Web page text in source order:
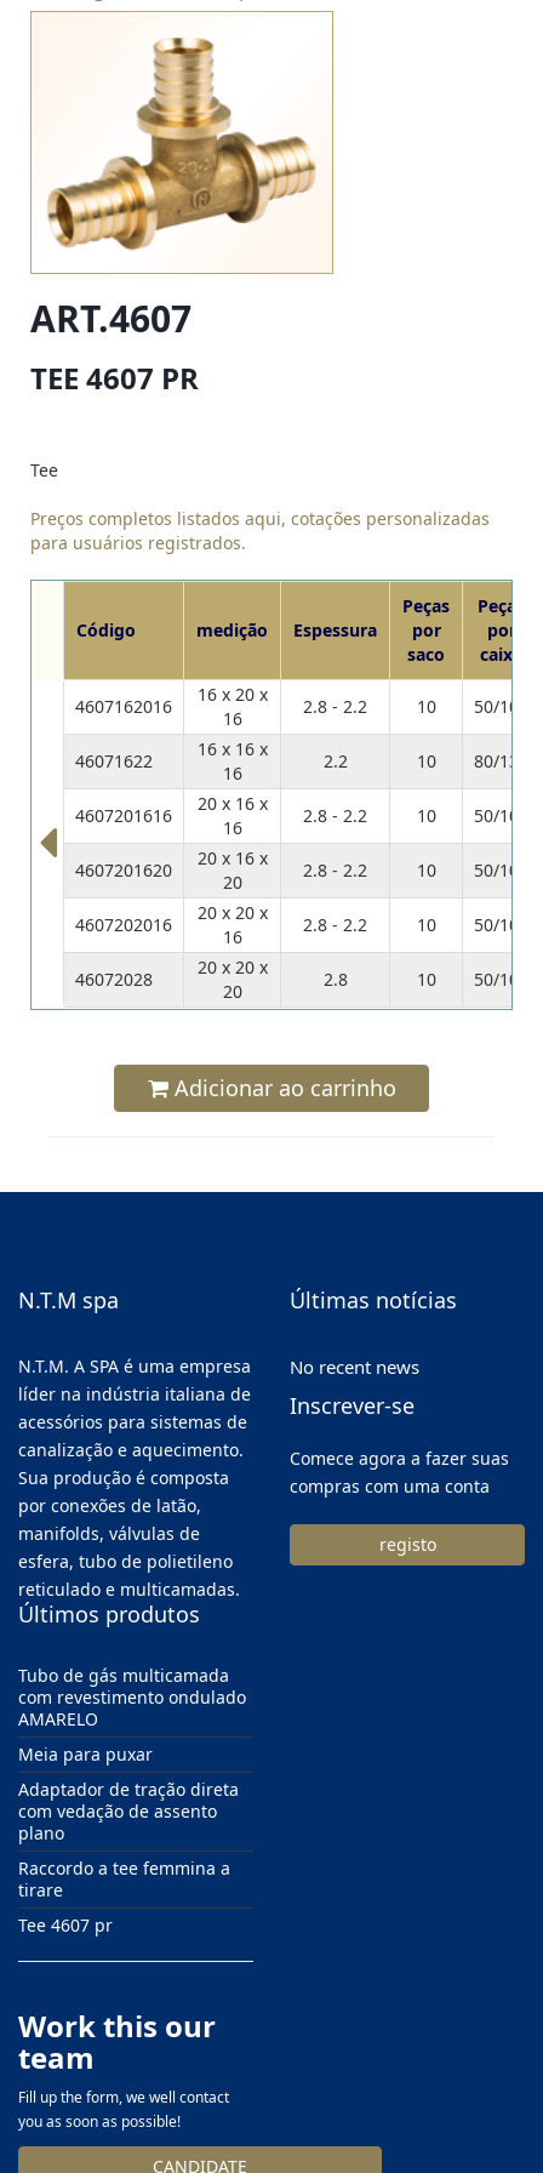
ART.4607
TEE 4607 PR
Tee
Preços completos listados aqui, cotações personalizadas
para usuários registrados.
Código medição Espessura
Peças
por
saco
Peças
por
caixa
4607162016
16 x 20 x
16
2.8 - 2.2 10 50/100
46071622
16 x 16 x
16
2.2 10 80/130
4607201616
20 x 16 x
16
2.8 - 2.2 10 50/100
4607201620
20 x 16 x
20
2.8 - 2.2 10 50/100
4607202016
20 x 20 x
16
2.8 - 2.2 10 50/100
46072028
20 x 20 x
20
2.8 10 50/100
Adicionar ao carrinho
N.T.M spa
N.T.M. A SPA é uma empresa
líder na indústria italiana de
acessórios para sistemas de
canalização e aquecimento.
Sua produção é composta
por conexões de latão,
manifolds, válvulas de
esfera, tubo de polietileno
reticulado e multicamadas.
Últimos produtos
Tubo de gás multicamada
com revestimento ondulado
AMARELO
Meia para puxar
Adaptador de tração direta
com vedação de assento
plano
Raccordo a tee femmina a
tirare
Tee 4607 pr
Work this our
team
Fill up the form, we well contact
you as soon as possible!
CANDIDATE
Últimas notícias
No recent news
Inscrever-se
Comece agora a fazer suas
compras com uma conta
registo